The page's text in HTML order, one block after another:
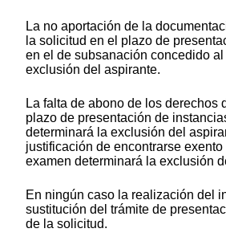
La no aportación de la
la solicitud en el plazo de
en el de subsanación concedido
exclusión del aspirante.
La falta de abono de los derechos
plazo de presentación de
determinará la exclusión del
justificación de encontrarse
examen determinará la exclusión
En ningún caso la realización del
sustitución del trámite de
de la solicitud.